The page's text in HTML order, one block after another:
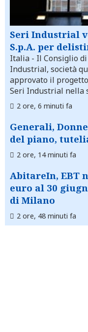
Seri Industrial
S.p.A. per
Italia - Il Consiglio
Industrial, società
approvato il
Seri Industrial nella
2 ore, 6 minuti fa
Generali,
del piano,
2 ore, 14 minuti fa
AbitareIn, EBT
euro al 30
di Milano
2 ore, 48 minuti fa